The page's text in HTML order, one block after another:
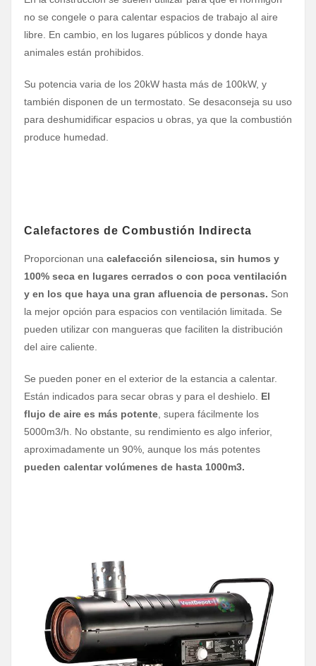
no se congele o para calentar espacios de trabajo al aire
libre. En cambio, en los lugares públicos y donde haya
animales están prohibidos.
Su potencia varia de los 20kW hasta más de 100kW, y
también disponen de un termostato. Se desaconseja su uso
para deshumidificar espacios u obras, ya que la combustión
produce humedad.
Calefactores de Combustión Indirecta
Proporcionan una calefacción silenciosa, sin humos y
100% seca en lugares cerrados o con poca ventilación
y en los que haya una gran afluencia de personas. Son
la mejor opción para espacios con ventilación limitada. Se
pueden utilizar con mangueras que faciliten la distribución
del aire caliente.
Se pueden poner en el exterior de la estancia a calentar.
Están indicados para secar obras y para el deshielo. El
flujo de aire es más potente, supera fácilmente los
5000m3/h. No obstante, su rendimiento es algo inferior,
aproximadamente un 90%, aunque los más potentes
pueden calentar volúmenes de hasta 1000m3.